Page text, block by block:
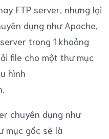
FTP server, nhưng lại
dụng như Apache,
trong 1 khoảng
file cho một thư mục
hình
chuyên dụng như
mục gốc sẽ là